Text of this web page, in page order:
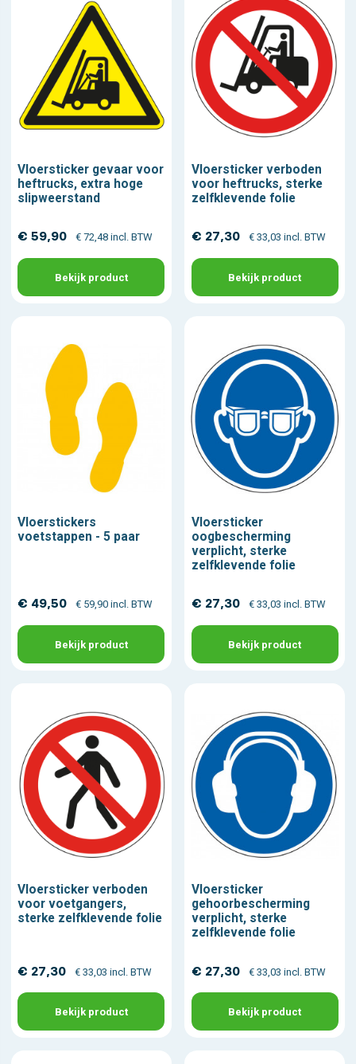
Vloersticker gevaar voor
heftrucks, extra hoge
slipweerstand
€ 59,90 € 72,48 incl. BTW
Bekijk product
Vloersticker verboden
voor heftrucks, sterke
zelfklevende folie
€ 27,30 € 33,03 incl. BTW
Bekijk product
Vloerstickers
voetstappen - 5 paar
€ 49,50 € 59,90 incl. BTW
Bekijk product
Vloersticker
oogbescherming
verplicht, sterke
zelfklevende folie
€ 27,30 € 33,03 incl. BTW
Bekijk product
Vloersticker verboden
voor voetgangers,
sterke zelfklevende folie
€ 27,30 € 33,03 incl. BTW
Bekijk product
Vloersticker
gehoorbescherming
verplicht, sterke
zelfklevende folie
€ 27,30 € 33,03 incl. BTW
Bekijk product